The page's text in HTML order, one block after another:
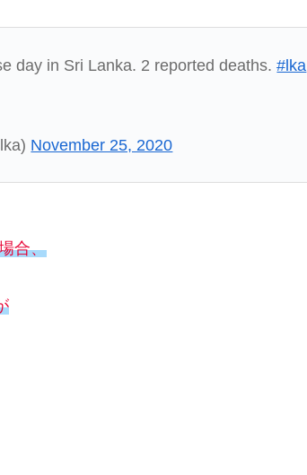
day in Sri Lanka. 2 reported deaths.#lka
November 25, 2020
合、